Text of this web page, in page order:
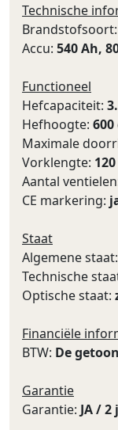
Technische
Brandstofsoort:
Accu: 540 Ah,
Functioneel
Hefcapaciteit:
Hefhoogte: 600
Maximale
Vorklengte:
Aantal
CE markering:
Staat
Algemene staat:
Technische
Optische staat:
Financiële
BTW: De
Garantie
Garantie: JA / 2